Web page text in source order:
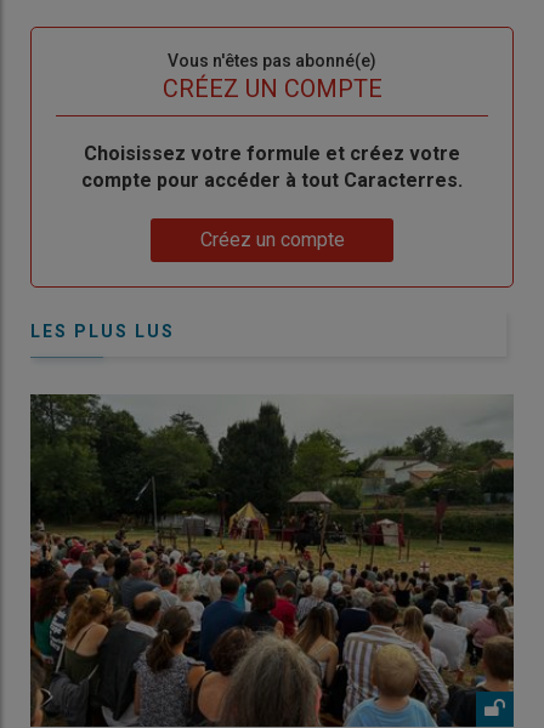
Vous n'êtes pas abonné(e)
CRÉEZ UN COMPTE
BodyChoisissez votre formule et créez votre
compte pour accéder à tout Caracterres.
Créez un compte
LES PLUS LUS